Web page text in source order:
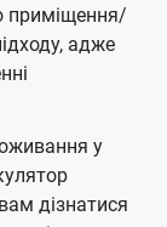
приміщення/
адже
у
дізнатися